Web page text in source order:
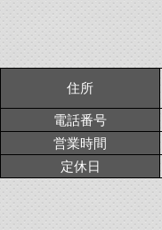
住所
電話番号
営業時間
定休日